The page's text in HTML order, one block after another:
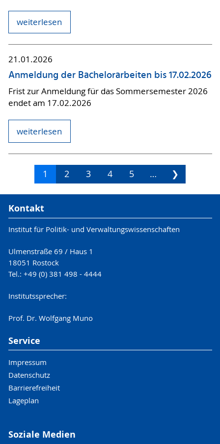
weiterlesen
21.01.2026
Anmeldung der Bachelorarbeiten bis 17.02.2026
Frist zur Anmeldung für das Sommersemester 2026
endet am 17.02.2026
weiterlesen
1 2 3 4 5 … ❯
Kontakt
Institut für Politik- und Verwaltungswissenschaften
Ulmenstraße 69 / Haus 1
18051 Rostock
Tel.: +49 (0) 381 498 - 4444
Institutssprecher:
Prof. Dr. Wolfgang Muno
Service
Impressum
Datenschutz
Barrierefreiheit
Lageplan
Soziale Medien